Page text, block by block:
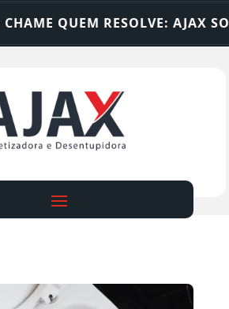
QUEM RESOLVE: AJAX